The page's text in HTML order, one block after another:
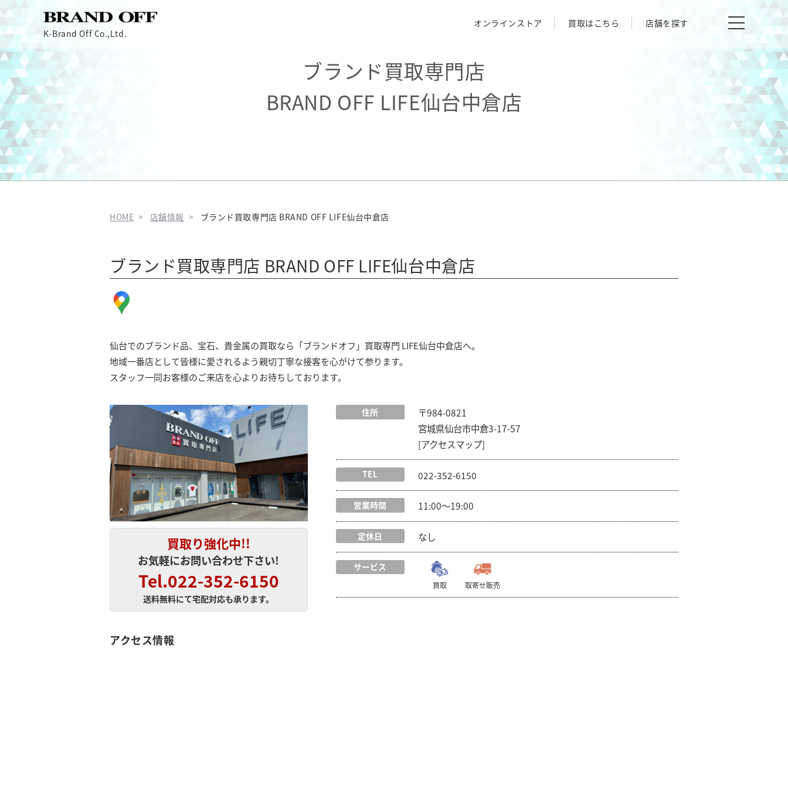
K-Brand Off Co.,Ltd.
オンラインストア 買取はこちら 店舗を探す
ブランド買取専門店
BRAND OFF LIFE仙台中倉店
HOME 店舗情報 ブランド買取専門店 BRAND OFF LIFE仙台中倉店
ブランド買取専門店 BRAND OFF LIFE仙台中倉店
仙台でのブランド品、宝石、貴金属の買取なら「ブランドオフ」買取専門 LIFE仙台中倉店へ。
地域一番店として皆様に愛されるよう親切丁寧な接客を心がけて参ります。
スタッフ一同お客様のご来店を心よりお待ちしております。
買取り強化中!!
お気軽にお問い合わせ下さい!
Tel.022-352-6150
送料無料にて宅配対応も承ります。
住所
〒984-0821
宮城県仙台市中倉3-17-57
[アクセスマップ]
TEL 022-352-6150
営業時間 11:00〜19:00
定休日 なし
サービス
買取 取寄せ販売
アクセス情報